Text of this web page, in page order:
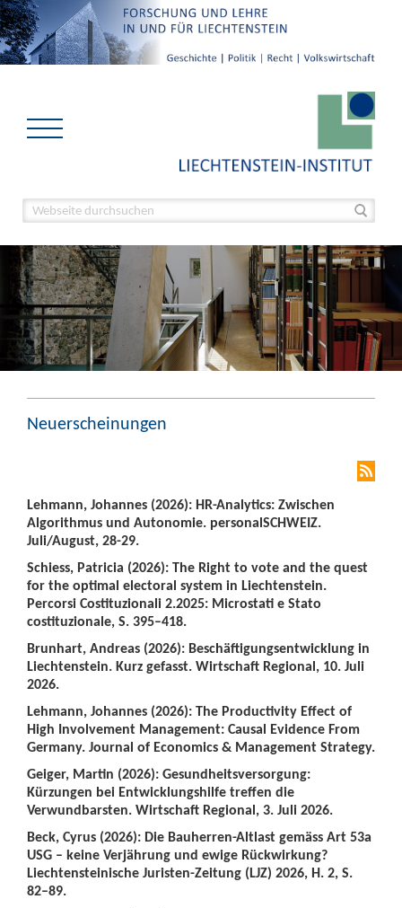
Neuerscheinungen
Lehmann, Johannes (2026): HR-Analytics: Zwischen
Algorithmus und Autonomie. personalSCHWEIZ.
Juli/August, 28-29.
Schiess, Patricia (2026): The Right to vote and the quest
for the optimal electoral system in Liechtenstein.
Percorsi Costituzionali 2.2025: Microstati e Stato
costituzionale, S. 395–418.
Brunhart, Andreas (2026): Beschäftigungsentwicklung in
Liechtenstein. Kurz gefasst. Wirtschaft Regional, 10. Juli
2026.
Lehmann, Johannes (2026): The Productivity Effect of
High Involvement Management: Causal Evidence From
Germany. Journal of Economics & Management Strategy.
Geiger, Martin (2026): Gesundheitsversorgung:
Kürzungen bei Entwicklungshilfe treffen die
Verwundbarsten. Wirtschaft Regional, 3. Juli 2026.
Beck, Cyrus (2026): Die Bauherren-Altlast gemäss Art 53a
USG – keine Verjährung und ewige Rückwirkung?
Liechtensteinische Juristen-Zeitung (LJZ) 2026, H. 2, S.
82–89.